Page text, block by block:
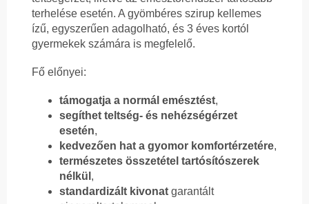
terhelése esetén. A gyömbéres szirup kellemes
ízű, egyszerűen adagolható, és 3 éves kortól
gyermekek számára is megfelelő.
Fő előnyei:
támogatja a normál emésztést,
segíthet teltség- és nehézségérzet
esetén,
kedvezően hat a gyomor komfortérzetére,
természetes összetétel tartósítószerek
nélkül ,
standardizált kivonat garantált